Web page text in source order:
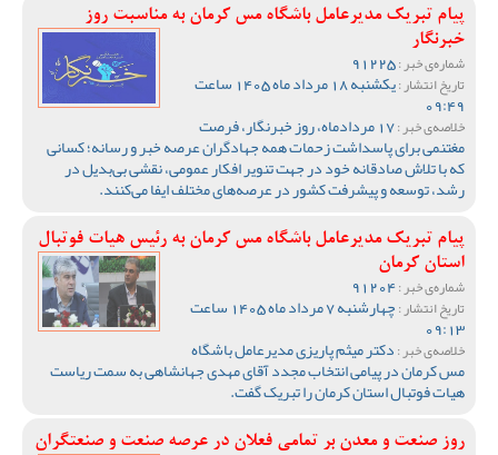
پیام تبریک مدیرعامل باشگاه مس کرمان به مناسبت روز
خبرنگار
شماره‌ی خبر :
تاریخ انتشار : یکشنبه 18 مرداد ماه 1405 ساعت
09:49
خلاصه‌ی خبر : 17 مردادماه، روز خبرنگار، فرصت
مغتنمی برای پاسداشت زحمات همه جهادگران عرصه خبر و رسانه؛ کسانی
که با تلاش صادقانه خود در جهت تنویر افکار عمومی، نقشی بی‌بدیل در
رشد، توسعه و پیشرفت کشور در عرصه‌های مختلف ایفا می‌کنند.
پیام تبریک مدیرعامل باشگاه مس کرمان به رئیس هیات فوتبال
استان کرمان
شماره‌ی خبر :
تاریخ انتشار : چهارشنبه 7 مرداد ماه 1405 ساعت
09:13
خلاصه‌ی خبر :دکتر میثم پاریزی مدیرعامل باشگاه
مس کرمان در پیامی انتخاب مجدد آقای مهدی جهانشاهی به سمت ریاست
هیات فوتبال استان کرمان را تبریک گفت‌.
روز صنعت و معدن بر تمامی فعلان در عرصه صنعت و صنعتگران